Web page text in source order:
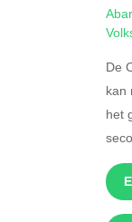
De
kan
het